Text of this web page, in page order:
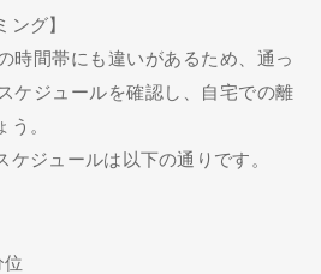
ング】
時間帯にも違いがあるため、通っ
ケジュールを確認し、自宅での離
。
ジュールは以下の通りです。